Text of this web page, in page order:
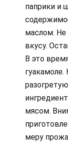
паприки и
маслом. Не
вкусу.
В это
мясом.
меру